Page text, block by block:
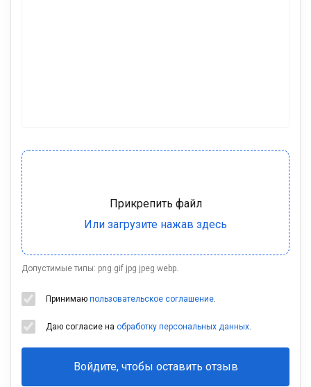
Допустимые типы: png gif jpg jpeg webp.
Принимаю пользовательское соглашение.
Даю согласие на обработку персональных данных.
Войдите, чтобы оставить отзыв